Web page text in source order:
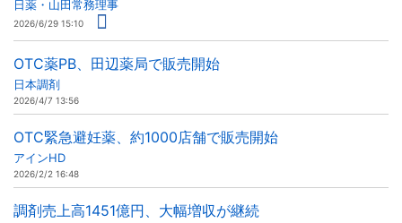
日薬・山田常務理事
2026/6/29 15:10
OTC薬PB、田辺薬局で販売開始
日本調剤
2026/4/7 13:56
OTC緊急避妊薬、約1000店舗で販売開始
アインHD
2026/2/2 16:48
調剤売上高1451億円、大幅増収が継続